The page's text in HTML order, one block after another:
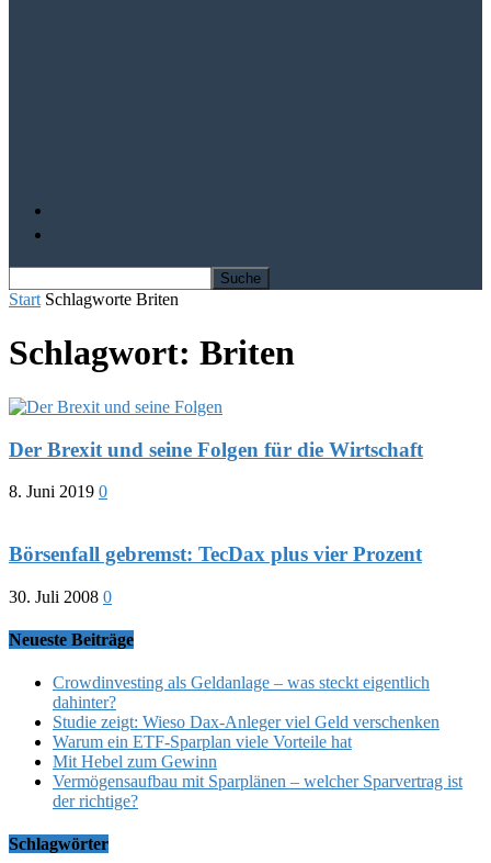
Start Schlagworte Briten
Schlagwort: Briten
Der Brexit und seine Folgen für die Wirtschaft
8. Juni 2019 0
Börsenfall gebremst: TecDax plus vier Prozent
30. Juli 2008 0
Neueste Beiträge
Crowdinvesting als Geldanlage – was steckt eigentlich
dahinter?
Studie zeigt: Wieso Dax-Anleger viel Geld verschenken
Warum ein ETF-Sparplan viele Vorteile hat
Mit Hebel zum Gewinn
Vermögensaufbau mit Sparplänen – welcher Sparvertrag ist
der richtige?
Schlagwörter